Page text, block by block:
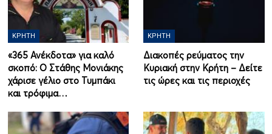
ΚΡΉΤΗ
«365 Ανέκδοτα» για καλό
σκοπό: Ο Στάθης Μονιάκης
χάρισε γέλιο στο Τυμπάκι
και τρόφιμα…
ΚΡΉΤΗ
Διακοπές ρεύματος την
Κυριακή στην Κρήτη – Δείτε
τις ώρες και τις περιοχές